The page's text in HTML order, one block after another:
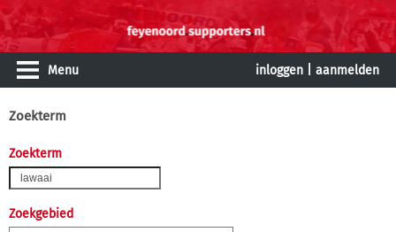
Menu inloggen aanmelden
Zoekterm
Zoekterm
Zoekgebied